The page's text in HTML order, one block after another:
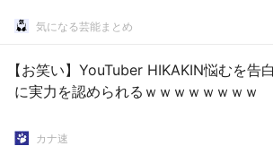
気になる芸能まとめ
【お笑い】YouTuber HIKAKIN悩むを告
に実力を認められるｗｗｗｗｗｗｗｗ
カナ速